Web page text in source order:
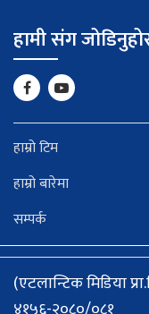
हामी संग
हाम्रो टिम
हाम्रो बारेमा
सम्पर्क
(एटलान्टिक मिडिया